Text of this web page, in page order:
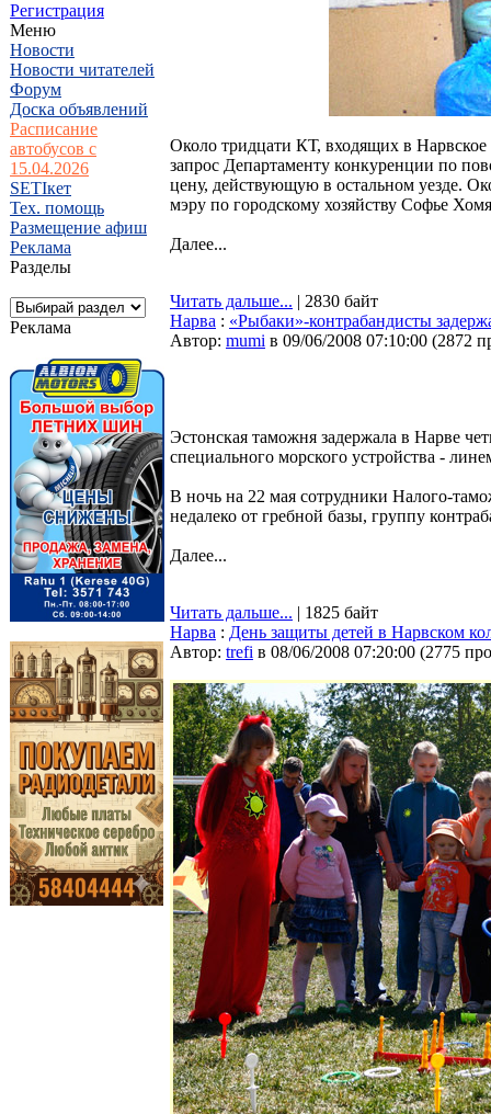
Регистрация
Меню
Новости
Новости читателей
Форум
Доска объявлений
Расписание
автобусов с
15.04.2026
SETIкет
Тех. помощь
Размещение афиш
Реклама
Разделы
Реклама
Около тридцати КТ, входящих в
запрос Департаменту конкуренции по
цену, действующую в остальном уезде.
мэру по городскому хозяйству Софье
Далее...
Читать дальше... | 2830 байт
Нарва : «Рыбаки»-контрабандисты
Автор: mumi в 09/06/2008 07:10:00 (2872
Эстонская таможня задержала в Нарве
специального морского устройства -
В ночь на 22 мая сотрудники Налого-
недалеко от гребной базы, группу
Далее...
Читать дальше... | 1825 байт
Нарва : День защиты детей в Нарвском
Автор: trefi в 08/06/2008 07:20:00 (2775